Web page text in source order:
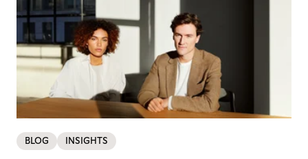
BLOG INSIGHTS